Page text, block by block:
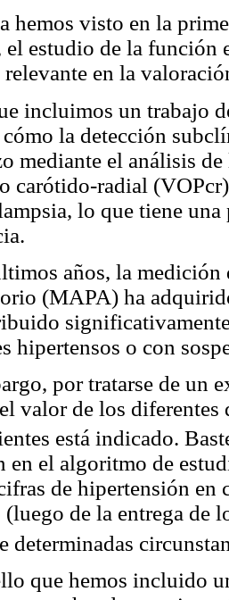
hemos visto en la
estudio de la función
relevante en la
incluimos un trabajo
cómo la detección
mediante el análisis
carótido-radial
lo que tiene
años, la medición
(MAPA) ha
hipertensos o con
por tratarse de un
valor de los diferentes
está indicado.
en el algoritmo de
de hipertensión
(luego de la entrega de
determinadas
que hemos incluido